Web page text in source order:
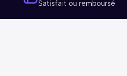
Satisfait ou remboursé